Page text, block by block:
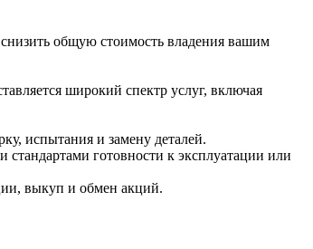
общую стоимость владения вашим
широкий спектр услуг, включая
испытания и замену деталей.
готовности к эксплуатации или
выкуп и обмен акций.